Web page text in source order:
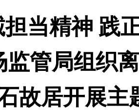
担当精神
监管局组织
故居开展主